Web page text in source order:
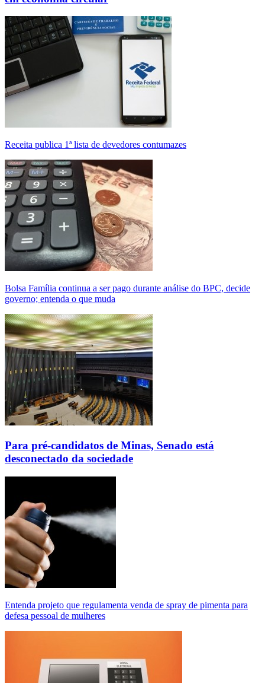
Receita publica 1ª lista de devedores contumazes
Bolsa Família continua a ser pago durante análise do BPC, decide
governo; entenda o que muda
Para pré-candidatos de Minas, Senado está
desconectado da sociedade
Entenda projeto que regulamenta venda de spray de pimenta para
defesa pessoal de mulheres